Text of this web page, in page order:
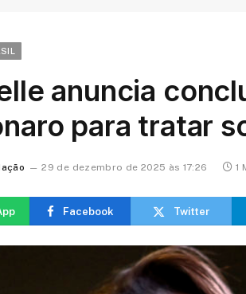
anuncia
para tratar
29 de dezembro de 2025 às 17:26 1
Facebook Twitter